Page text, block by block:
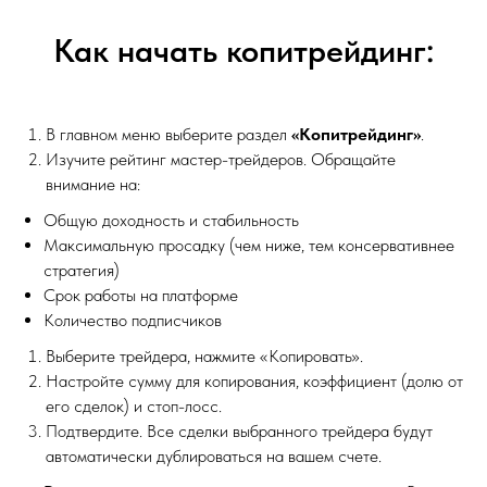
Как начать копитрейдинг:
В главном меню выберите раздел «Копитрейдинг».
Изучите рейтинг мастер-трейдеров. Обращайте
внимание на:
Общую доходность и стабильность
Максимальную просадку (чем ниже, тем консервативнее
стратегия)
Срок работы на платформе
Количество подписчиков
Выберите трейдера, нажмите «Копировать».
Настройте сумму для копирования, коэффициент (долю от
его сделок) и стоп-лосс.
Подтвердите. Все сделки выбранного трейдера будут
автоматически дублироваться на вашем счете.